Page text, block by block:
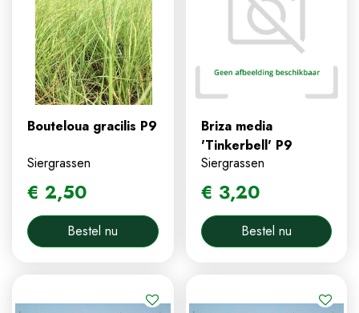
Bouteloua gracilis P9
Siergrassen
€ 2,50
Bestel nu
Briza media
'Tinkerbell' P9
Siergrassen
€ 3,20
Bestel nu